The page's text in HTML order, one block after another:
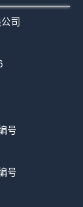
司
号
号